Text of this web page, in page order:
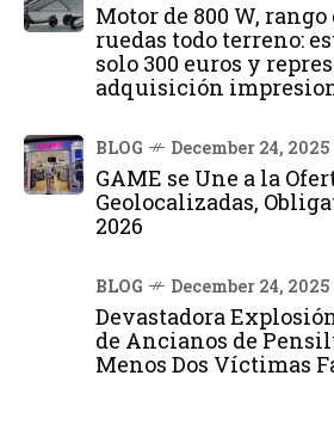
Motor de 800 W,
ruedas todo terreno:
solo 300 euros y
adquisición
BLOG December 24, 2025
GAME se Une a la
Geolocalizadas,
2026
BLOG December 24, 2025
Devastadora
de Ancianos de
Menos Dos Víctimas